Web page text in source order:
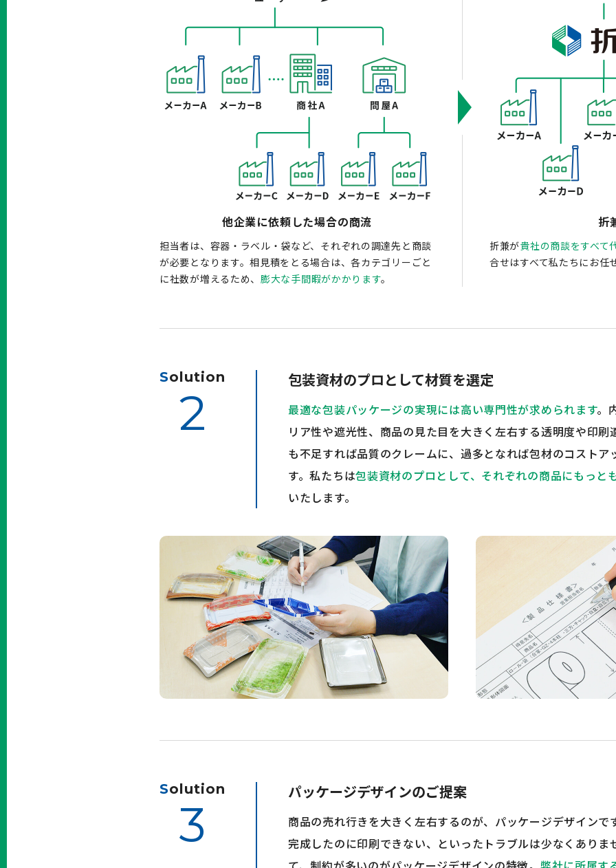
他企業に依頼した場合の商流
担当者は、容器・ラベル・袋など、それぞれの調達先と商談
が必要となります。相見積をとる場合は、各カテゴリーごと
に社数が増えるため、 膨大な手間暇がかかります。
折
折兼が貴社の商談をすべて
合せはすべて私たちにお任
Solution
2
包装資材のプロとして材質を選定
最適な包装パッケージの実現には高い専門性が求められます。
リア性や遮光性、商品の見た目を大きく左右する透明度や印
も不足すれば品質のクレームに、過多となれば包材のコストア
す。私たちは包装資材のプロとして、それぞれの商品にもっと
いたします。
Solution
3
パッケージデザインのご提案
商品の売れ行きを大きく左右するのが、パッケージデザインで
完成したのに印刷できない、といったトラブルは少なくあり